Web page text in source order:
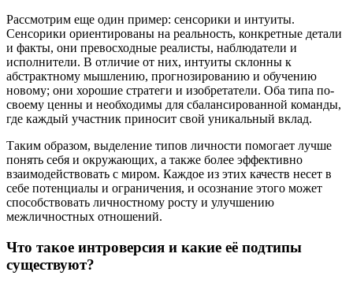
Рассмотрим еще один пример: сенсорики и интуиты.
Сенсорики ориентированы на реальность, конкретные детали
и факты, они превосходные реалисты, наблюдатели и
исполнители. В отличие от них, интуиты склонны к
абстрактному мышлению, прогнозированию и обучению
новому; они хорошие стратеги и изобретатели. Оба типа по-
своему ценны и необходимы для сбалансированной команды,
где каждый участник приносит свой уникальный вклад.
Таким образом, выделение типов личности помогает лучше
понять себя и окружающих, а также более эффективно
взаимодействовать с миром. Каждое из этих качеств несет в
себе потенциалы и ограничения, и осознание этого может
способствовать личностному росту и улучшению
межличностных отношений.
Что такое интроверсия и какие её подтипы
существуют?